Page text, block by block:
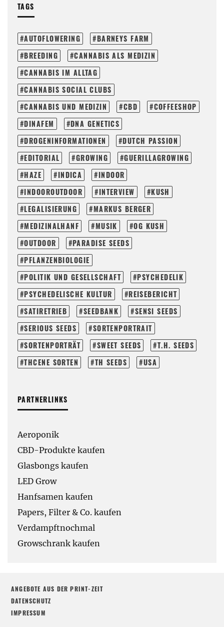
TAGS
AUTOFLOWERING
BARNEYS FARM
BREEDING
CANNABIS ALS MEDIZIN
CANNABIS IM ALLTAG
CANNABIS SOCIAL CLUBS
CANNABIS UND MEDIZIN
CBD
COFFEESHOP
DINAFEM
DNA GENETICS
DROGENINFORMATIONEN
DUTCH PASSION
EDITORIAL
GROWING
GUERILLAGROWING
HAZE
INDICA
INDOOR
INDOOROUTDOOR
INTERVIEW
KUSH
LEGALISIERUNG
MARKUS BERGER
MEDIZINALHANF
MUSIK
OG KUSH
OUTDOOR
PARADISE SEEDS
PFLANZENBIOLOGIE
POLITIK UND GESELLSCHAFT
PSYCHEDELIK
PSYCHEDELISCHE KULTUR
REISEBERICHT
SATIRETRIEB
SEEDBANK
SENSI SEEDS
SERIOUS SEEDS
SORTENPORTRAIT
SORTENPORTRÄT
SWEET SEEDS
T.H. SEEDS
THCENE SORTEN
TH SEEDS USA
PARTNERLINKS
Aeroponik
CBD-Produkte kaufen
Glasbongs kaufen
LED Grow
Hanfsamen kaufen
Papers, Filter & Co. kaufen
Verdampftnochmal
Growschrank kaufen
ANGEBOTE AUS DER PRINT-ZEIT
DATENSCHUTZ
IMPRESSUM